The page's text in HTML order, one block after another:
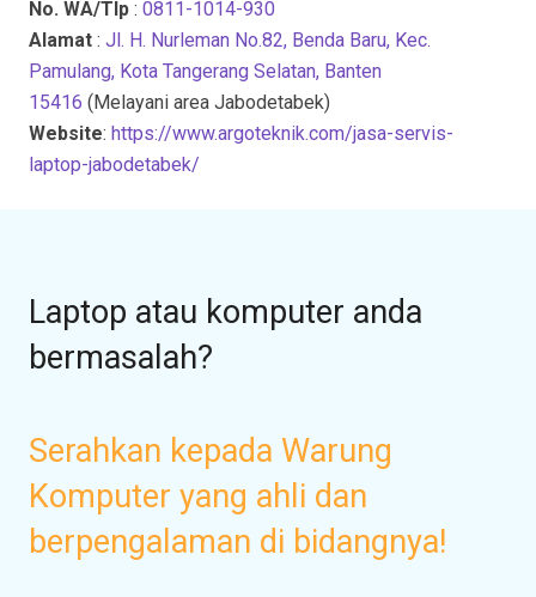
No. WA/Tlp : 0811-1014-930
Alamat : Jl. H. Nurleman No.82, Benda Baru, Kec.
Pamulang, Kota Tangerang Selatan, Banten
15416 (Melayani area Jabodetabek)
Website: https://www.argoteknik.com/jasa-servis-
laptop-jabodetabek/
Laptop atau komputer anda
bermasalah?
Serahkan kepada Warung
Komputer yang ahli dan
berpengalaman di bidangnya!